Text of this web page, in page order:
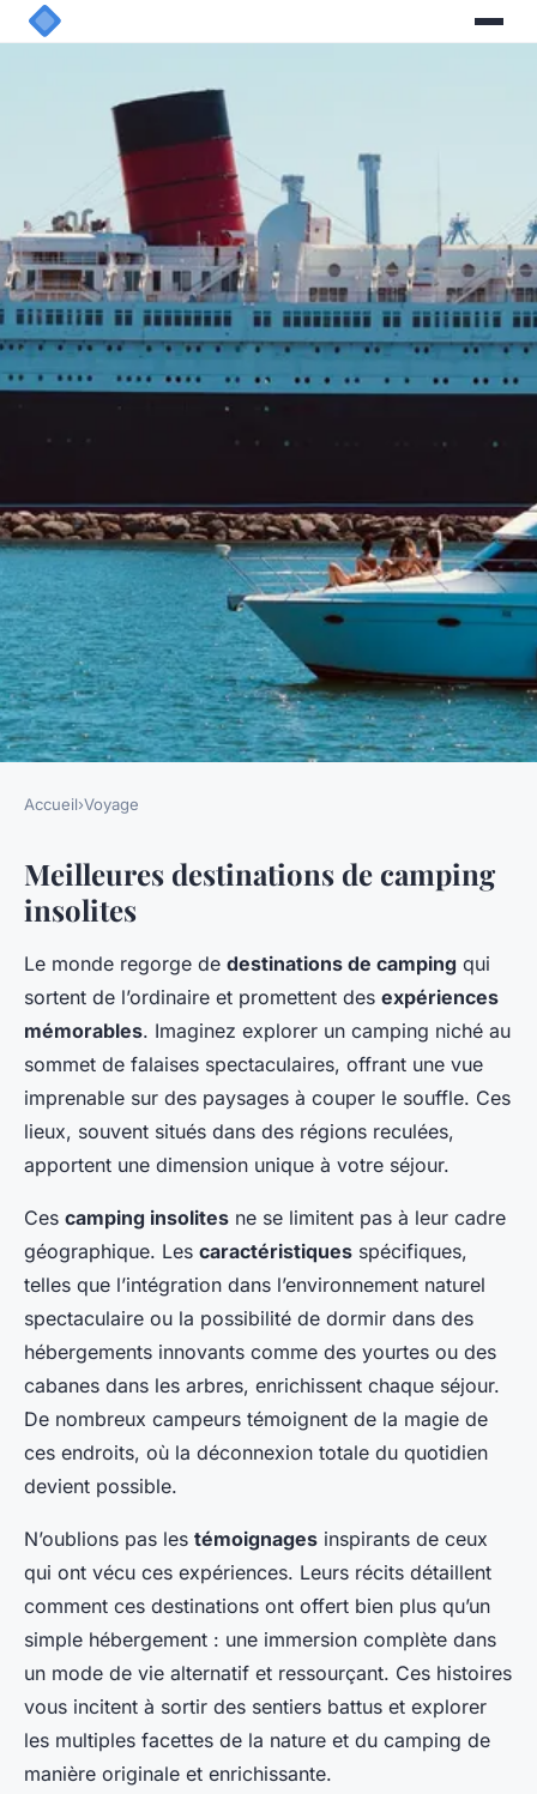
VOYAGE
Destinations de camping
insolites qui vous feront rêver
Clément•23 mars 2025• 4 min de lecture
Accueil›Voyage
Meilleures destinations de camping
insolites
Le monde regorge de destinations de camping qui
sortent de l’ordinaire et promettent des expériences
mémorables. Imaginez explorer un camping niché au
sommet de falaises spectaculaires, offrant une vue
imprenable sur des paysages à couper le souffle. Ces
lieux, souvent situés dans des régions reculées,
apportent une dimension unique à votre séjour.
Ces camping insolites ne se limitent pas à leur cadre
géographique. Les caractéristiques spécifiques,
telles que l’intégration dans l’environnement naturel
spectaculaire ou la possibilité de dormir dans des
hébergements innovants comme des yourtes ou des
cabanes dans les arbres, enrichissent chaque séjour.
De nombreux campeurs témoignent de la magie de
ces endroits, où la déconnexion totale du quotidien
devient possible.
N’oublions pas les témoignages inspirants de ceux
qui ont vécu ces expériences. Leurs récits détaillent
comment ces destinations ont offert bien plus qu’un
simple hébergement : une immersion complète dans
un mode de vie alternatif et ressourçant. Ces histoires
vous incitent à sortir des sentiers battus et explorer
les multiples facettes de la nature et du camping de
manière originale et enrichissante.